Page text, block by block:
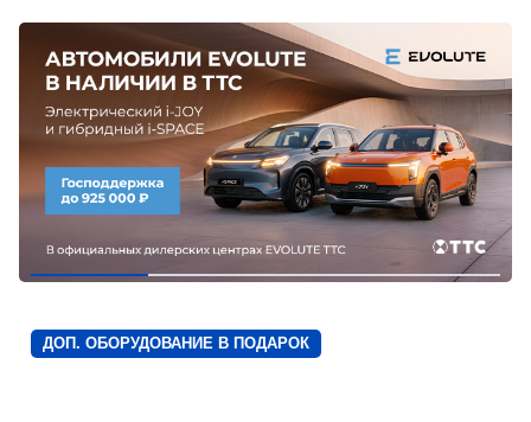
ДОП. ОБОРУДОВАНИЕ В ПОДАРОК